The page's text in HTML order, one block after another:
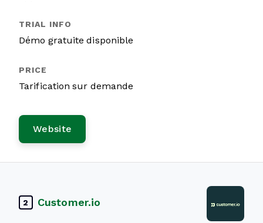
Démo gratuite disponible
Tarification sur demande
Website
2 Customer.io